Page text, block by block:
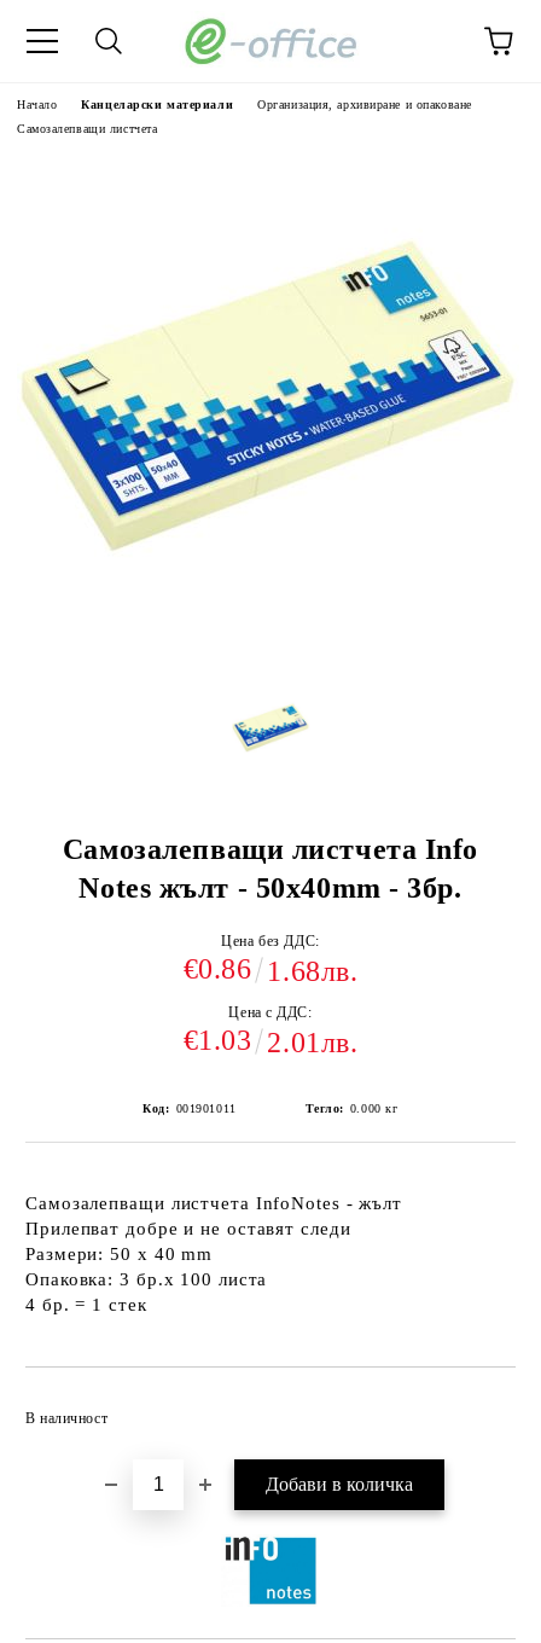
Начало Канцеларски материали
Организация, архивиране и опаковане
Самозалепващи листчета
Самозалепващи листчета Info
Notes жълт - 50х40mm - 3бр.
Цена без ДДС:
€0.86 1.68лв.
Цена с ДДС:
€1.03 2.01лв.
Код: 001901011 Тегло: 0.000 кг
Самозалепващи листчета InfoNotes - жълт
Прилепват добре и не оставят следи
Размери: 50 х 40 mm
Опаковка: 3 бр.х 100 листа
4 бр. = 1 стек
В наличност